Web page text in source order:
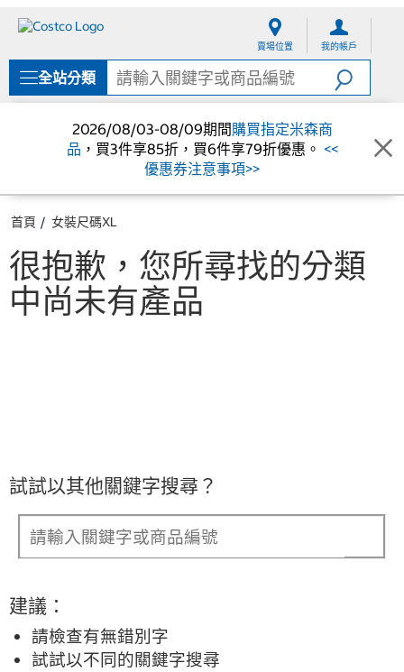
單
賣場位置 我的帳戶
全站分類
2026/08/03-08/09期間購買指定米森商
品 ，買3件享85折，買6件享79折優惠。 <<
優惠券注意事項>>
首頁 女裝尺碼XL
很抱歉，您所尋找的分類
中尚未有產品
試試以其他關鍵字搜尋？
建議：
請檢查有無錯別字
試試以不同的關鍵字搜尋